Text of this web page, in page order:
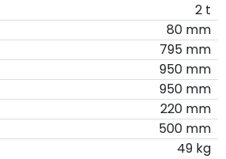
2 t
80 mm
795 mm
950 mm
950 mm
220 mm
500 mm
49 kg